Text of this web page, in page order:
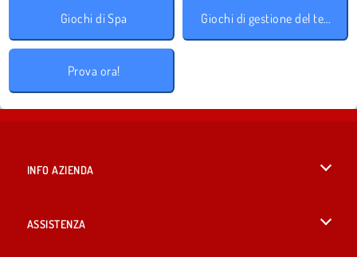
Giochi di Spa Giochi di gestione del tempo
Prova ora!
INFO AZIENDA
ASSISTENZA